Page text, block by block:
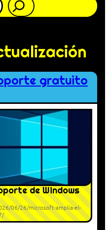
gratuito
de Windows
06/26/microsoft-amplia-el-